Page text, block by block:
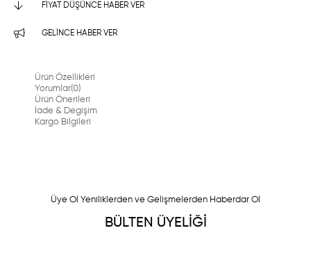
FIYAT DÜŞÜNCE HABER VER
GELINCE HABER VER
Ürün Özellikleri
Yorumlar(0)
Ürün Önerileri
İade & Degişim
Kargo Bilgileri
Üye Ol Yeniliklerden ve Gelişmelerden Haberdar Ol
BÜLTEN ÜYELİĞİ